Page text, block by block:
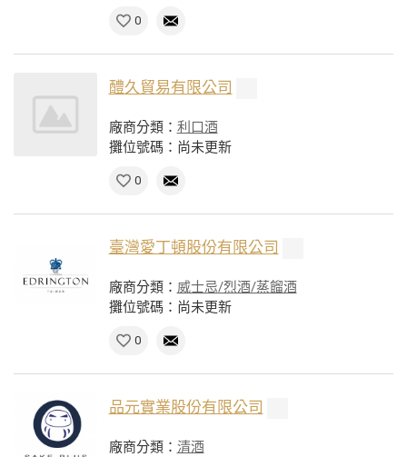
0
醴久貿易有限公司
廠商分類： 利口酒
攤位號碼：尚未更新
0
臺灣愛丁頓股份有限公司
廠商分類： 威士忌/烈酒/蒸餾酒
攤位號碼：尚未更新
0
品元實業股份有限公司
廠商分類： 清酒